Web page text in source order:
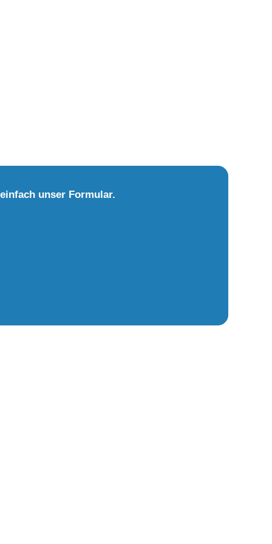
unser Formular.